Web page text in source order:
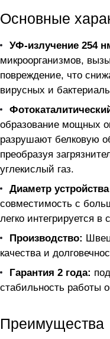
Основные
УФ-излучение 254
микроорганизмов,
повреждение, что
вирусных и
образование мощных
разрушают белковую
преобразуя
углекислый газ.
Диаметр
совместимость с
легко интегрируется
Производство:
качества и
Гарантия 2 года:
стабильность работы
Преимущества